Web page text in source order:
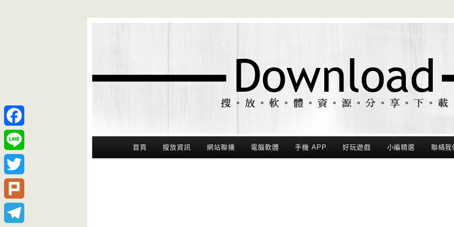
Main Menu
首頁 搜放資訊 網站聯播 電腦軟體 手機 APP 好玩遊戲 小編精選 聯絡我
Facebook
Line
Twitter
Plurk